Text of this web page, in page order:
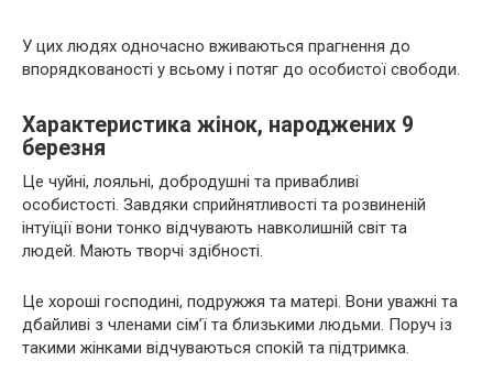
У цих людях одночасно вживаються прагнення до
впорядкованості у всьому і потяг до особистої свободи.
Характеристика жінок, народжених 9
березня
Це чуйні, лояльні, добродушні та привабливі
особистості. Завдяки сприйнятливості та розвиненій
інтуїції вони тонко відчувають навколишній світ та
людей. Мають творчі здібності.
Це хороші господині, подружжя та матері. Вони уважні та
дбайливі з членами сім’ї та близькими людьми. Поруч із
такими жінками відчуваються спокій та підтримка.